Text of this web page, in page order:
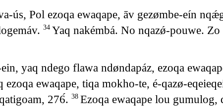
ús, Pol ezoqa ewaqape, āv gezømbe-eín
34 Yaq nakémbá. No nqazǿ-pouwe.
yaq ndego flawa ndøndapáz, ezoqa
ezoqa ewaqape, tiqa mokho-te, é-qazø-
276́. 38 Ezoqa ewaqape lou gumulog,